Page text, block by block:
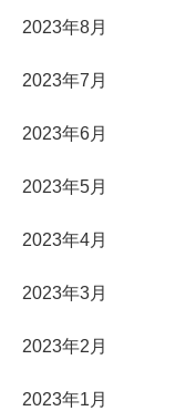
2023年8月
2023年7月
2023年6月
2023年5月
2023年4月
2023年3月
2023年2月
2023年1月